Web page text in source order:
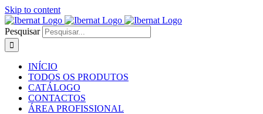
Skip to content
Pesquisar
INÍCIO
TODOS OS PRODUTOS
CATÁLOGO
CONTACTOS
ÁREA PROFISSIONAL